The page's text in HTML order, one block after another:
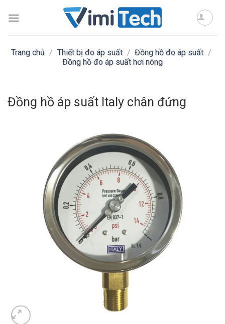
Trang chủ / Thiết bị đo áp suất / Đồng hồ đo áp suất /
Đồng hồ đo áp suất hơi nóng
Đồng hồ áp suất Italy chân đứng